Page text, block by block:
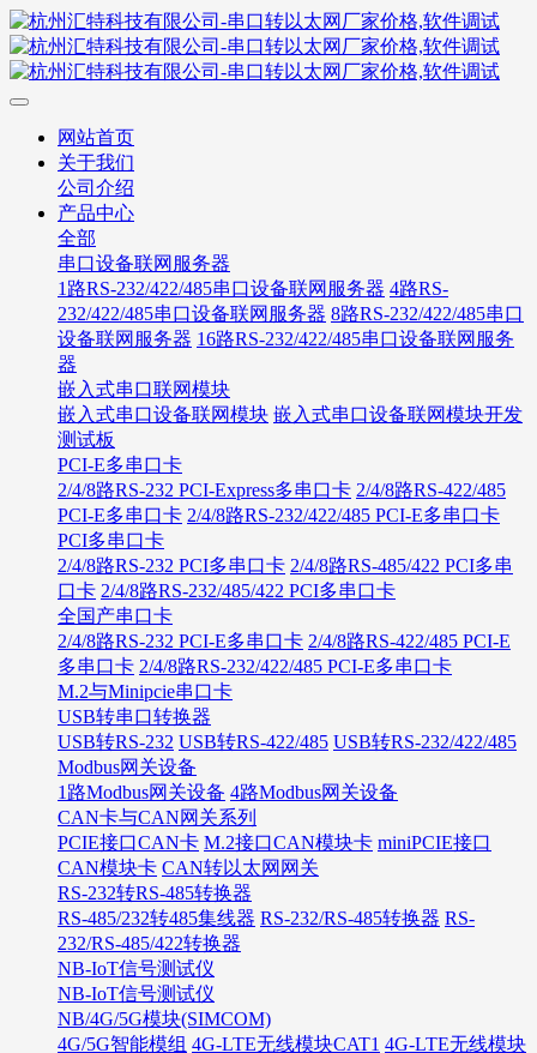
网站首页
关于我们
公司介绍
产品中心
全部
串口设备联网服务器
1路RS-232/422/485串口设备联网服务器 4路RS-
232/422/485串口设备联网服务器 8路RS-232/422/485串口
设备联网服务器 16路RS-232/422/485串口设备联网服务
器
嵌入式串口联网模块
嵌入式串口设备联网模块 嵌入式串口设备联网模块开发
测试板
PCI-E多串口卡
2/4/8路RS-232 PCI-Express多串口卡 2/4/8路RS-422/485
PCI-E多串口卡 2/4/8路RS-232/422/485 PCI-E多串口卡
PCI多串口卡
2/4/8路RS-232 PCI多串口卡 2/4/8路RS-485/422 PCI多串
口卡 2/4/8路RS-232/485/422 PCI多串口卡
全国产串口卡
2/4/8路RS-232 PCI-E多串口卡 2/4/8路RS-422/485 PCI-E
多串口卡 2/4/8路RS-232/422/485 PCI-E多串口卡
M.2与Minipcie串口卡
USB转串口转换器
USB转RS-232 USB转RS-422/485 USB转RS-232/422/485
Modbus网关设备
1路Modbus网关设备 4路Modbus网关设备
CAN卡与CAN网关系列
PCIE接口CAN卡 M.2接口CAN模块卡 miniPCIE接口
CAN模块卡 CAN转以太网网关
RS-232转RS-485转换器
RS-485/232转485集线器 RS-232/RS-485转换器 RS-
232/RS-485/422转换器
NB-IoT信号测试仪
NB-IoT信号测试仪
NB/4G/5G模块(SIMCOM)
4G/5G智能模组 4G-LTE无线模块CAT1 4G-LTE无线模块